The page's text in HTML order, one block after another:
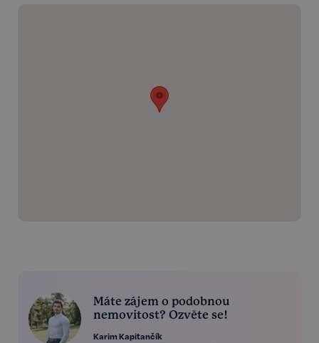
Máte zájem o podobnou
nemovitost? Ozvěte se!
Karim Kapitančík